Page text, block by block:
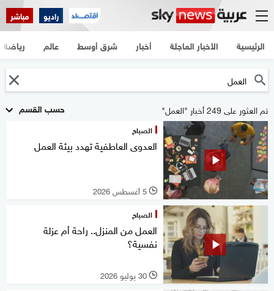
راديو مباشر
الرئيسية الأخبار العاجلة أخبار شرق أوسط عالم رياضة
حسب القسم تم العثور على 249 أخبار "العمل"
الصباح
العدوى العاطفية تهدد بيئة العمل
l 5 أغسطس 2026
الصباح
العمل من المنزل.. راحة أم عزلة
نفسية؟
l 30 يوليو 2026